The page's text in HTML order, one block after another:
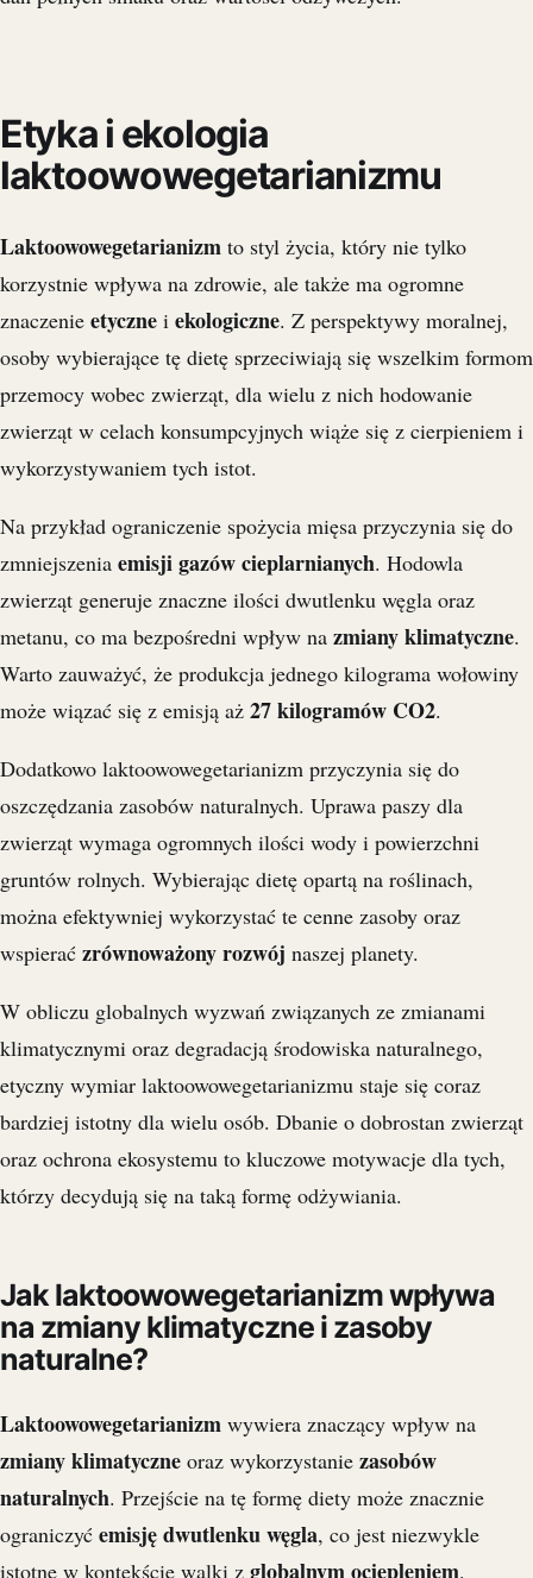
Etyka i ekologia
laktoowowegetarianizmu
Laktoowowegetarianizm to styl życia, który nie tylko
korzystnie wpływa na zdrowie, ale także ma ogromne
znaczenie etyczne i ekologiczne. Z perspektywy moralnej,
osoby wybierające tę dietę sprzeciwiają się wszelkim formom
przemocy wobec zwierząt, dla wielu z nich hodowanie
zwierząt w celach konsumpcyjnych wiąże się z cierpieniem i
wykorzystywaniem tych istot.
Na przykład ograniczenie spożycia mięsa przyczynia się do
zmniejszenia emisji gazów cieplarnianych. Hodowla
zwierząt generuje znaczne ilości dwutlenku węgla oraz
metanu, co ma bezpośredni wpływ na zmiany klimatyczne.
Warto zauważyć, że produkcja jednego kilograma wołowiny
może wiązać się z emisją aż 27 kilogramów CO2.
Dodatkowo laktoowowegetarianizm przyczynia się do
oszczędzania zasobów naturalnych. Uprawa paszy dla
zwierząt wymaga ogromnych ilości wody i powierzchni
gruntów rolnych. Wybierając dietę opartą na roślinach,
można efektywniej wykorzystać te cenne zasoby oraz
wspierać zrównoważony rozwój naszej planety.
W obliczu globalnych wyzwań związanych ze zmianami
klimatycznymi oraz degradacją środowiska naturalnego,
etyczny wymiar laktoowowegetarianizmu staje się coraz
bardziej istotny dla wielu osób. Dbanie o dobrostan zwierząt
oraz ochrona ekosystemu to kluczowe motywacje dla tych,
którzy decydują się na taką formę odżywiania.
Jak laktoowowegetarianizm wpływa
na zmiany klimatyczne i zasoby
naturalne?
Laktoowowegetarianizm wywiera znaczący wpływ na
zmiany klimatyczne oraz wykorzystanie zasobów
naturalnych. Przejście na tę formę diety może znacznie
ograniczyć emisję dwutlenku węgla, co jest niezwykle
istotne w kontekście walki z globalnym ociepleniem.